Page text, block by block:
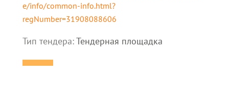
e/info/common-info.html?
regNumber=31908088606
Тип тендера:Тендерная площадка